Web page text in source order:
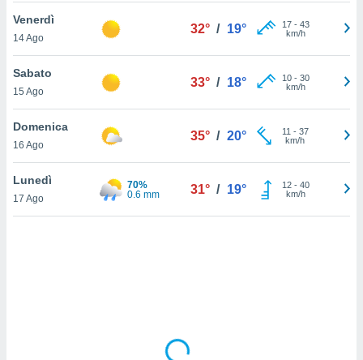
cookie
il tuo
in
a piè
del
Venerdì
14 Ago
32° / 19° 17- 43
km/h
Sabato
15 Ago
33° / 18° 10- 30
km/h
Domenica
16 Ago
35° / 20° 11 - 37
km/h
Lunedì
17 Ago
70%
0.6 mm
31° / 19° 12- 40
km/h